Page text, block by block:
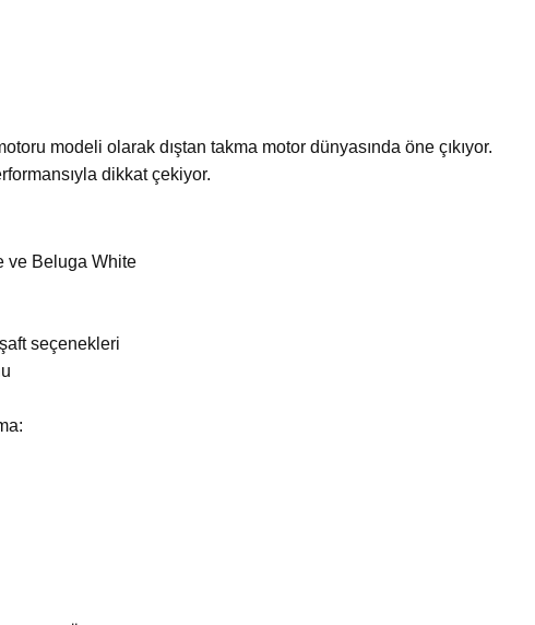
modeli olarak dıştan takma motor dünyasında öne çıkıyor.
dikkat çekiyor.
ve Beluga White
şaft seçenekleri